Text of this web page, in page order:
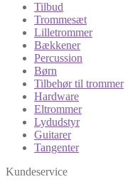
Tilbud
Trommesæt
Lilletrommer
Bækkener
Percussion
Børn
Tilbehør til trommer
Hardware
Eltrommer
Lydudstyr
Guitarer
Tangenter
Kundeservice